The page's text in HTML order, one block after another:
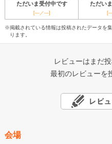
ただいま受付中です ただい
[---／---]
※掲載されている情報は投稿されたデータを
ります。
レビューはまだ
最初のレビューを
会場